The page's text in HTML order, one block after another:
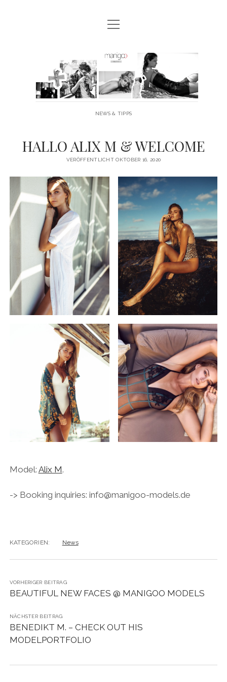
MANIGOO BLOG
MANIGOO MODELS
IMPRESSUM & DATENSCHUTZ
Menü
öffnen
Manigoo
NEWS & TIPPS
HALLO ALIX M & WELCOME
VERÖFFENTLICHT OKTOBER 16, 2020
Model: Alix M.
-> Booking inquiries: info@manigoo-models.de
KATEGORIEN: News
VORHERIGER BEITRAG
BEAUTIFUL NEW FACES @ MANIGOO MODELS
NÄCHSTER BEITRAG
BENEDIKT M. – CHECK OUT HIS
MODELPORTFOLIO